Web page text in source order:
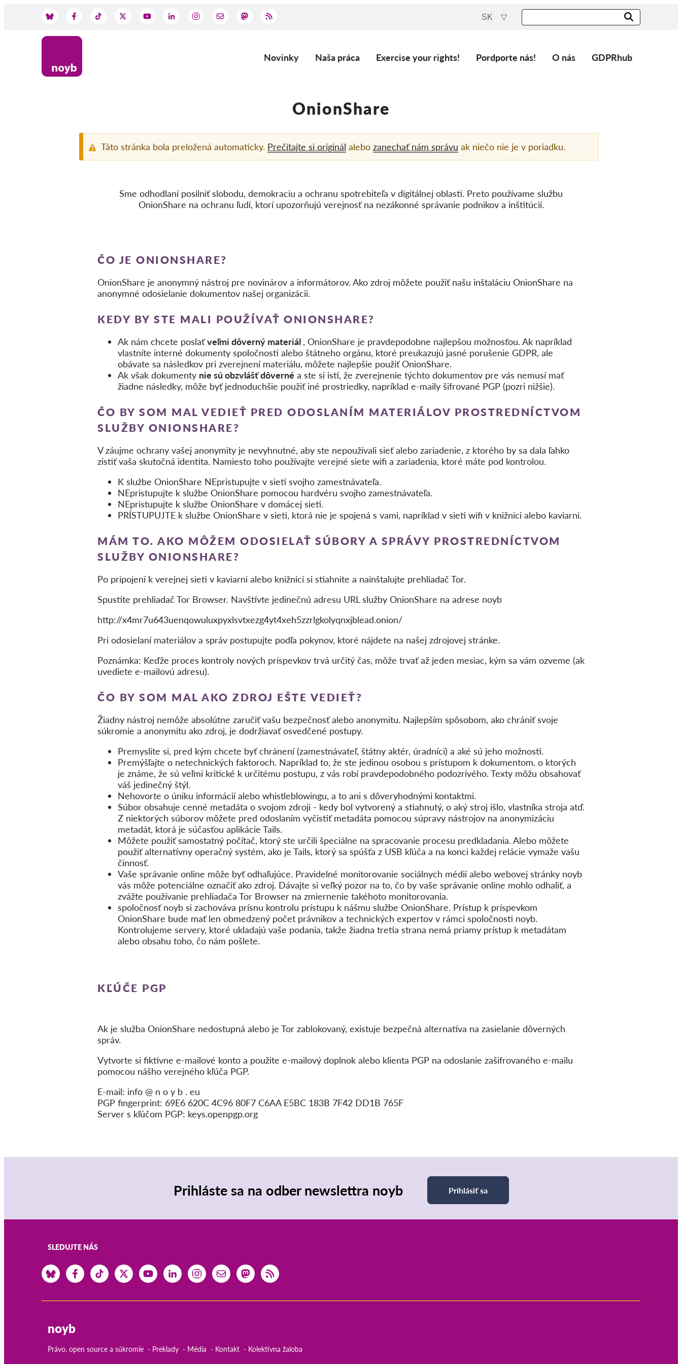
SK
Main
Novinky Naša práca Exercise your rights! Pordporte nás! O nás GDPRhub
OnionShare
Táto stránka bola preložená automaticky. Prečítajte si originál alebo zanechať nám správu ak niečo nie je v poriadku.
Sme odhodlaní posilniť slobodu, demokraciu a ochranu spotrebiteľa v digitálnej oblasti. Preto používame službu
OnionShare na ochranu ľudí, ktorí upozorňujú verejnosť na nezákonné správanie podnikov a inštitúcií.
ČO JE ONIONSHARE?
OnionShare je anonymný nástroj pre novinárov a informátorov. Ako zdroj môžete použiť našu inštaláciu OnionShare na
anonymné odosielanie dokumentov našej organizácii.
KEDY BY STE MALI POUŽÍVAŤ ONIONSHARE?
Ak nám chcete poslaťveľmi dôverný materiál , OnionShare je pravdepodobne najlepšou možnosťou. Ak napríklad
vlastníte interné dokumenty spoločnosti alebo štátneho orgánu, ktoré preukazujú jasné porušenie GDPR, ale
obávate sa následkov pri zverejnení materiálu, môžete najlepšie použiť OnionShare.
Ak však dokumenty nie sú obzvlášť dôverné a ste si istí, že zverejnenie týchto dokumentov pre vás nemusí mať
žiadne následky, môže byť jednoduchšie použiť iné prostriedky, napríklad e-maily šifrované PGP (pozri nižšie).
ČO BY SOM MAL VEDIEŤ PRED ODOSLANÍM MATERIÁLOV PROSTREDNÍCTVOM
SLUŽBY ONIONSHARE?
V záujme ochrany vašej anonymity je nevyhnutné, aby ste nepoužívali sieť alebo zariadenie, z ktorého by sa dala ľahko
zistiť vaša skutočná identita. Namiesto toho používajte verejné siete wifi a zariadenia, ktoré máte pod kontrolou.
K službe OnionShare NEpristupujte v sieti svojho zamestnávateľa.
NEpristupujte k službe OnionShare pomocou hardvéru svojho zamestnávateľa.
NEpristupujte k službe OnionShare v domácej sieti.
PRÍSTUPUJTE k službe OnionShare v sieti, ktorá nie je spojená s vami, napríklad v sieti wifi v knižnici alebo kaviarni.
MÁM TO. AKO MÔŽEM ODOSIELAŤ SÚBORY A SPRÁVY PROSTREDNÍCTVOM
SLUŽBY ONIONSHARE?
Po pripojení k verejnej sieti v kaviarni alebo knižnici si stiahnite a nainštalujte prehliadač Tor.
Spustite prehliadač Tor Browser. Navštívte jedinečnú adresu URL služby OnionShare na adrese noyb
http://x4mr7u643uenqowuluxpyxlsvtxezg4yt4xeh5zzrlgkolyqnxjblead.onion/
Pri odosielaní materiálov a správ postupujte podľa pokynov, ktoré nájdete na našej zdrojovej stránke.
Poznámka: Keďže proces kontroly nových príspevkov trvá určitý čas, môže trvať až jeden mesiac, kým sa vám ozveme (ak
uvediete e-mailovú adresu).
ČO BY SOM MAL AKO ZDROJ EŠTE VEDIEŤ?
Žiadny nástroj nemôže absolútne zaručiť vašu bezpečnosť alebo anonymitu. Najlepším spôsobom, ako chrániť svoje
súkromie a anonymitu ako zdroj, je dodržiavať osvedčené postupy.
Premyslite si, pred kým chcete byť chránení (zamestnávateľ, štátny aktér, úradníci) a aké sú jeho možnosti.
Premýšľajte o netechnických faktoroch. Napríklad to, že ste jedinou osobou s prístupom k dokumentom, o ktorých
je známe, že sú veľmi kritické k určitému postupu, z vás robí pravdepodobného podozrivého. Texty môžu obsahovať
váš jedinečný štýl.
Nehovorte o úniku informácií alebo whistleblowingu, a to ani s dôveryhodnými kontaktmi.
Súbor obsahuje cenné metadáta o svojom zdroji - kedy bol vytvorený a stiahnutý, o aký stroj išlo, vlastníka stroja atď.
Z niektorých súborov môžete pred odoslaním vyčistiť metadáta pomocou súpravy nástrojov na anonymizáciu
metadát, ktorá je súčasťou aplikácie Tails.
Môžete použiť samostatný počítač, ktorý ste určili špeciálne na spracovanie procesu predkladania. Alebo môžete
použiť alternatívny operačný systém, ako je Tails, ktorý sa spúšťa z USB kľúča a na konci každej relácie vymaže vašu
činnosť.
Vaše správanie online môže byť odhaľujúce. Pravidelné monitorovanie sociálnych médií alebo webovej stránky noyb
vás môže potenciálne označiť ako zdroj. Dávajte si veľký pozor na to, čo by vaše správanie online mohlo odhaliť, a
zvážte používanie prehliadača Tor Browser na zmiernenie takéhoto monitorovania.
spoločnosť noyb si zachováva prísnu kontrolu prístupu k nášmu službe OnionShare. Prístup k príspevkom
OnionShare bude mať len obmedzený počet právnikov a technických expertov v rámci spoločnosti noyb.
Kontrolujeme servery, ktoré ukladajú vaše podania, takže žiadna tretia strana nemá priamy prístup k metadátam
alebo obsahu toho, čo nám pošlete.
KĽÚČE PGP
Ak je služba OnionShare nedostupná alebo je Tor zablokovaný, existuje bezpečná alternatíva na zasielanie dôverných
správ.
Vytvorte si fiktívne e-mailové konto a použite e-mailový doplnok alebo klienta PGP na odoslanie zašifrovaného e-mailu
pomocou nášho verejného kľúča PGP.
E-mail: info @ n o y b . eu
PGP fingerprint: 69E6 620C 4C96 80F7 C6AA E5BC 183B 7F42 DD1B 765F
Server s kľúčom PGP: keys.openpgp.org
Prihláste sa na odber newslettra noyb Prihlásiť sa
SLEDUJTE NÁS
noyb
Právo, open source a súkromie Preklady Média Kontakt Kolektívna žaloba